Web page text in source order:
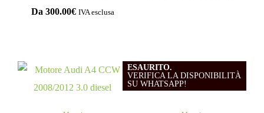
Da 300.00€ IVA esclusa
ESAURITO.
VERIFICA LA DISPONIBILITÀ
SU WHATSAPP!